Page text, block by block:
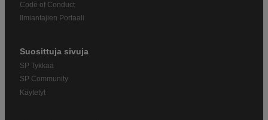
Code of Conduct
Ilmiantajien Portaali
Suosittuja sivuja
SP Tykkää
SP Community
Käytetyt